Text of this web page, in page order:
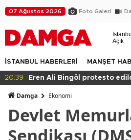
07 Ağustos 2026 Foto Galeri
İstanbul
Açık
İSTANBUL HABERLERİ MANŞET
20:36 Eğitimde haksızlık!
Damga Ekonomi
Devlet